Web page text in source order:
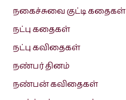
நகைச்சுவை குட்டி கதைகள்
நட்பு கதைகள்
நட்பு கவிதைகள்
நண்பர் தினம்
நண்பன் கவிதைகள்